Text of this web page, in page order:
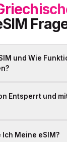
und Wie
Entsperrt und
Meine eSIM?